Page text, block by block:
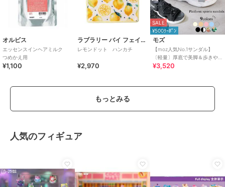
オルビス
エッセンスインヘアミルク
つめかえ用
¥1,100
ラブラリー バイ フェイラー
レモンドット ハンカチ
¥2,970
SALE
¥500ｸｰﾎﾟﾝ
モズ
【moz人気No.1サンダル】
〔軽量〕厚底で美脚＆歩きや
すい！疲れにくいフィット感
¥3,520
もっとみる
人気のフィギュア